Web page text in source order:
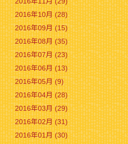
2016年10月 (28)
2016年09月 (15)
2016年08月 (35)
2016年07月 (23)
2016年06月 (13)
2016年05月 (9)
2016年04月 (28)
2016年03月 (29)
2016年02月 (31)
2016年01月 (30)